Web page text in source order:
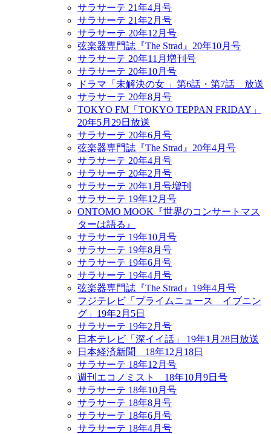
サラサーテ 21年4月号
サラサーテ 21年2月号
サラサーテ 20年12月号
弦楽器専門誌『The Strad』20年10月号
サラサーテ 20年11月増刊号
サラサーテ 20年10月号
ドラマ「未解決の女 」第6話・第7話 放送
サラサーテ 20年8月号
TOKYO FM「TOKYO TEPPAN FRIDAY」
20年5月29日放送
サラサーテ 20年6月号
弦楽器専門誌『The Strad』20年4月号
サラサーテ 20年4月号
サラサーテ 20年2月号
サラサーテ 20年1月号増刊
サラサーテ 19年12月号
ONTOMO MOOK『世界のコンサートマス
ターは語る』
サラサーテ 19年10月号
サラサーテ 19年8月号
サラサーテ 19年6月号
サラサーテ 19年4月号
弦楽器専門誌『The Strad』19年4月号
フジテレビ「プライムニュース イブニン
グ」19年2月5日
サラサーテ 19年2月号
日本テレビ「深イイ話」 19年1月28日放送
日本経済新聞 18年12月18日
サラサーテ 18年12月号
週刊エコノミスト 18年10月9日号
サラサーテ 18年10月号
サラサーテ 18年8月号
サラサーテ 18年6月号
サラサーテ 18年4月号